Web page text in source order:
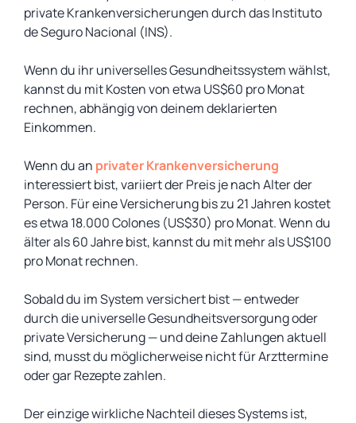
private Krankenversicherungen durch das Instituto
de Seguro Nacional (INS).
Wenn du ihr universelles Gesundheitssystem wählst,
kannst du mit Kosten von etwa US$60 pro Monat
rechnen, abhängig von deinem deklarierten
Einkommen.
Wenn du an privater Krankenversicherung
interessiert bist, variiert der Preis je nach Alter der
Person. Für eine Versicherung bis zu 21 Jahren kostet
es etwa 18.000 Colones (US$30) pro Monat. Wenn du
älter als 60 Jahre bist, kannst du mit mehr als US$100
pro Monat rechnen.
Sobald du im System versichert bist — entweder
durch die universelle Gesundheitsversorgung oder
private Versicherung — und deine Zahlungen aktuell
sind, musst du möglicherweise nicht für Arzttermine
oder gar Rezepte zahlen.
Der einzige wirkliche Nachteil dieses Systems ist,